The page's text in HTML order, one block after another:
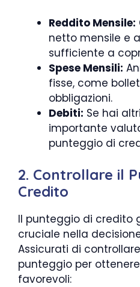
Reddito Mensile:
netto mensile e
sufficiente a
Spese Mensili:
fisse, come
obbligazioni.
Debiti: Se hai
importante
punteggio di
2. Controllare il
Credito
Il punteggio di credito
cruciale nella
Assicurati di
punteggio per
favorevoli: